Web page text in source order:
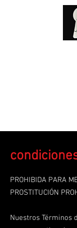
PROHIBIDA PARA
PROSTITUCIÓN
Nuestros Términos